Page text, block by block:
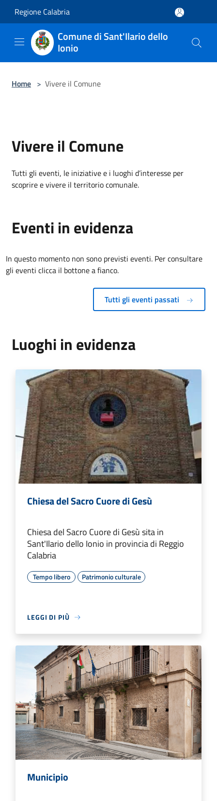
Regione Calabria
Comune di Sant'Ilario dello
Ionio
Home > Vivere il Comune
Vivere il Comune
Tutti gli eventi, le iniziative e i luoghi d’interesse per
scoprire e vivere il territorio comunale.
Eventi in evidenza
In questo momento non sono previsti eventi. Per consultare
gli eventi clicca il bottone a fianco.
Tutti gli eventi passati
Luoghi in evidenza
Chiesa del Sacro Cuore di Gesù
Chiesa del Sacro Cuore di Gesù sita in
Sant'Ilario dello Ionio in provincia di Reggio
Calabria
Tempo libero Patrimonio culturale
LEGGI DI PIÙ
Municipio